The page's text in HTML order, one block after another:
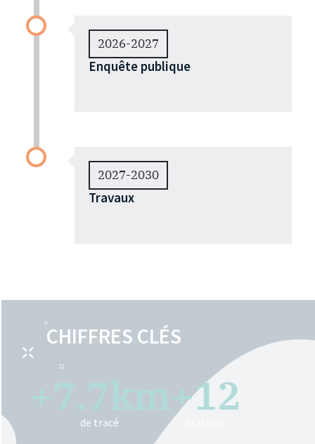
2026-2027
Enquête publique
2027-2030
Travaux
CHIFFRES CLÉS
de tracé
+12